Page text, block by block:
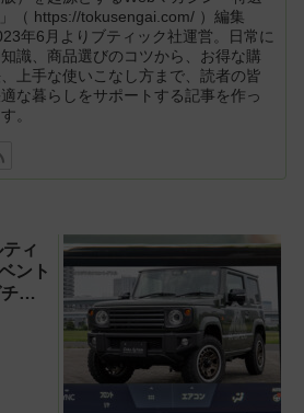
（ https://tokusengai.com/ ）編集
年6月よりブティック社運営。日常に
識、商品選びのコツから、お得な購
上手な使いこなし方まで、読者の皆
な暮らしをサポートする記事を作っ
。
ィ
ント
ャ